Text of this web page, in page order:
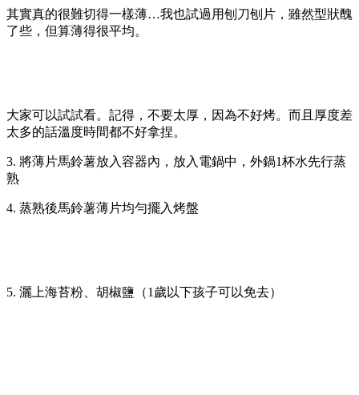
其實真的很難切得一樣薄…我也試過用刨刀刨片，雖然型狀醜
了些，但算薄得很平均。
大家可以試試看。記得，不要太厚，因為不好烤。而且厚度差
太多的話溫度時間都不好拿捏。
3. 將薄片馬鈴薯放入容器內，放入電鍋中，外鍋1杯水先行蒸
熟
4. 蒸熟後馬鈴薯薄片均勻擺入烤盤
5. 灑上海苔粉、胡椒鹽（1歲以下孩子可以免去）